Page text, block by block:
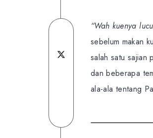
Share
on
Facebook
Telegram
on
“Wah kuenya
sebelum makan
salah satu sajian
dan beberapa
ala-ala tentang